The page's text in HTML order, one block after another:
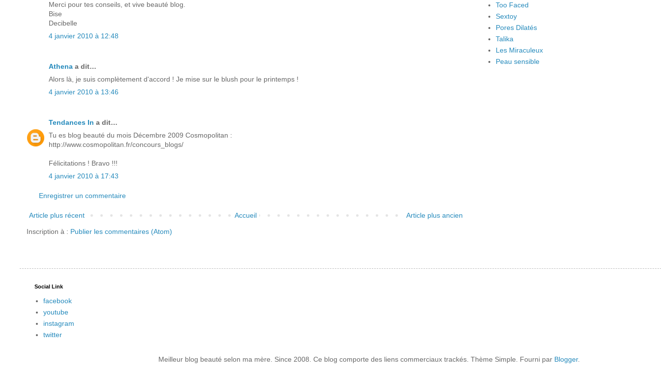
Merci pour tes conseils, et vive beauté blog.
Bise
Decibelle
4 janvier 2010 à 12:48
Athena a dit…
Alors là, je suis complètement d'accord ! Je mise sur le blush pour le printemps !
4 janvier 2010 à 13:46
Tendances In a dit…
Tu es blog beauté du mois Décembre 2009 Cosmopolitan :
http://www.cosmopolitan.fr/concours_blogs/
Félicitations ! Bravo !!!
4 janvier 2010 à 17:43
Enregistrer un commentaire
Article plus récent Article plus ancien
Accueil
Inscription à : Publier les commentaires (Atom)
Too Faced
Sextoy
Pores Dilatés
Talika
Les Miraculeux
Peau sensible
Social Link
facebook
youtube
instagram
twitter
Meilleur blog beauté selon ma mère. Since 2008. Ce blog comporte des liens commerciaux trackés. Thème Simple. Fourni par Blogger.